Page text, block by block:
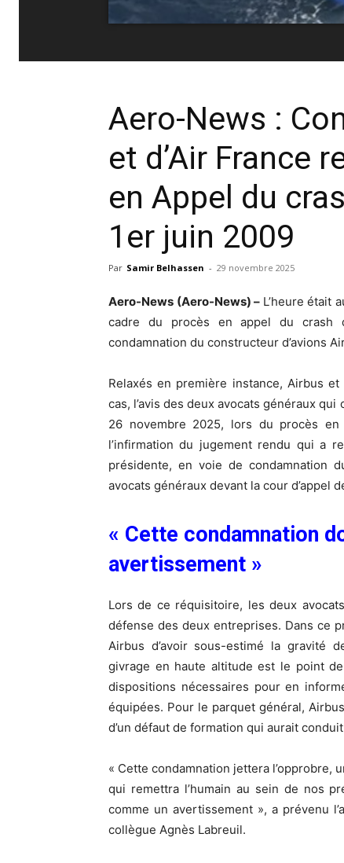
Aero-News :
et d’Air France
en Appel du
1er juin 2009
Par Samir Belhassen - 29 novembre 2025
Aero-News (Aero-News) – L’heure était
cadre du procès en appel du crash
condamnation du constructeur d’avions
Relaxés en première instance, Airbus
cas, l’avis des deux avocats généraux
26 novembre 2025, lors du procès
l’infirmation du jugement rendu qui a
présidente, en voie de condamnation
avocats généraux devant la cour d’appel
« Cette condamnation
avertissement »
Lors de ce réquisitoire, les deux
défense des deux entreprises. Dans ce
Airbus d’avoir sous-estimé la gravité
givrage en haute altitude est le point
dispositions nécessaires pour en
équipées. Pour le parquet général,
d’un défaut de formation qui aurait conduit
« Cette condamnation jettera l’opprobre,
qui remettra l’humain au sein de nos
comme un avertissement », a prévenu
collègue Agnès Labreuil.